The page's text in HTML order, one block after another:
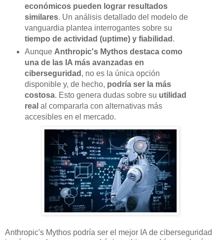
económicos pueden lograr resultados
similares. Un análisis detallado del modelo de
vanguardia plantea interrogantes sobre su
tiempo de actividad (uptime) y fiabilidad .
Aunque Anthropic's Mythos destaca como
una de las IA más avanzadas en
ciberseguridad , no es la única opción
disponible y, de hecho, podría ser la más
costosa. Esto genera dudas sobre su utilidad
real al compararla con alternativas más
accesibles en el mercado.
Anthropic's Mythos podría ser el mejor IA de ciberseguridad